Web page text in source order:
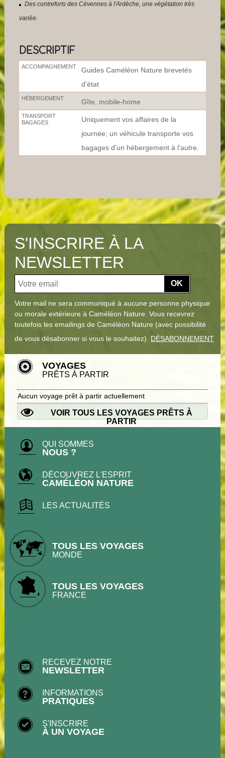
Des contreforts des Cévennes à l'Ardèche, une végétation très
variée.
DESCRIPTIF
ACCOMPAGNEMENT
Guides Caméléon Nature brevetés
d'état
HÉBERGEMENT Gîte, mobile-home
TRANSPORT
BAGAGES
Uniquement vos affaires de la
journée; un véhicule transporte vos
bagages d'un hébergement à l'autre.
S'INSCRIRE À LA
NEWSLETTER
OK
Votre mail ne sera communiqué à aucune personne physique
ou morale extérieure à Caméléon Nature. Vous recevrez
toutefois les emailings de Caméléon Nature (avec possibilité
de vous désabonner si vous le souhaitez). DÉSABONNEMENT
VOYAGES
PRÊTS À PARTIR
Aucun voyage prêt à partir actuellement
VOIR TOUS LES VOYAGES PRÊTS À
PARTIR
QUI SOMMES
NOUS ?
DÉCOUVREZ L'ESPRIT
CAMÉLÉON NATURE
LES ACTUALITÉS
TOUS LES VOYAGES
MONDE
TOUS LES VOYAGES
FRANCE
RECEVEZ NOTRE
NEWSLETTER
INFORMATIONS
PRATIQUES
S'INSCRIRE
À UN VOYAGE